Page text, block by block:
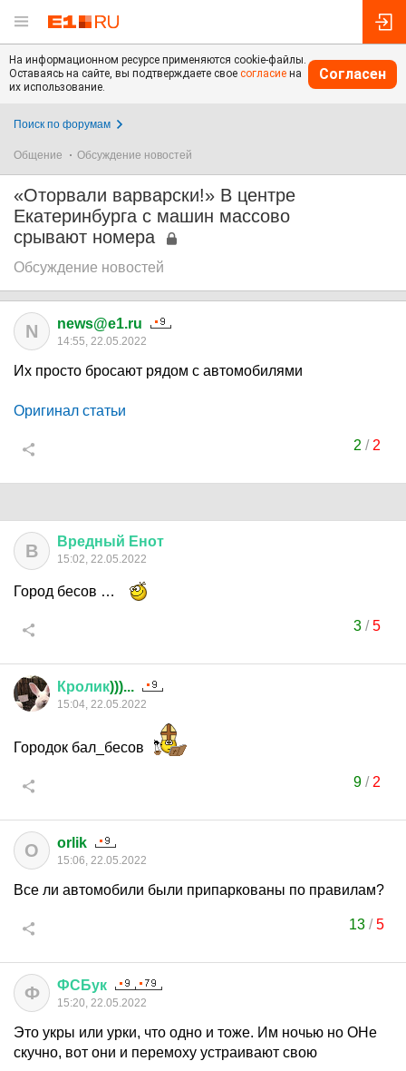
На информационном ресурсе применяются cookie-файлы.
Оставаясь на сайте, вы подтверждаете свое согласие на
их использование.
Согласен
Поиск по форумам
Общение Обсуждение новостей
«Оторвали варварски!» В центре
Екатеринбурга с машин массово
срывают номера
Обсуждение новостей
N news@e1.ru
14:55, 22.05.2022
Их просто бросают рядом с автомобилями
Оригинал статьи
2 / 2
В Вредный Енот
15:02, 22.05.2022
Город бесов …
3/5
Кролик)))...
15:04, 22.05.2022
Городок бал_бесов
9/ 2
O orlik
15:06, 22.05.2022
Все ли автомобили были припаркованы по правилам?
13 /5
Ф ФСБук
15:20, 22.05.2022
Это укры или урки, что одно и тоже. Им ночью но ОНе
скучно, вот они и перемоху устраивают свою